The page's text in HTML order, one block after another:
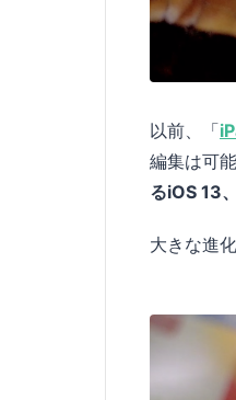
以前、「
編集は可
るiOS 13
大きな進